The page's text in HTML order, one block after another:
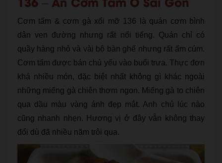
Cơm tấm & cơm gà xối mỡ 136 là quán cơm bình
dân ven đường nhưng rất nổi tiếng. Quán chỉ có
quầy hàng nhỏ và vài bộ bàn ghế nhưng rất ấm cúm.
Cơm tấm được bán chủ yếu vào buổi trưa. Thực đơn
khá nhiều món, đặc biệt nhất không gì khác ngoài
những miếng gà chiên thơm ngon. Miếng gà to chiên
qua dầu màu vàng ánh đẹp mắt. Anh chủ lúc nào
cũng nhanh nhẹn. Hương vị ở đây vẫn không thay
đổi dù đã nhiều năm trôi qua.